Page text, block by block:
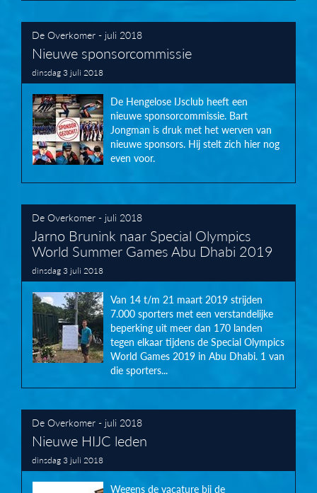
De Overkomer - juli 2018
Nieuwe sponsorcommissie
dinsdag 3 juli 2018
De Hengelose IJsclub heeft een
nieuwe sponsorcommissie. Bart
Jongman is druk met het werven van
nieuwe sponsors. Hij stelt zich hier nog
even voor.
De Overkomer - juli 2018
Jarno Brunink naar Special Olympics
World Summer Games Abu Dhabi 2019
dinsdag 3 juli 2018
Van 14 t/m 21 maart 2019 strijden
7.000 sporters met een verstandelijke
beperking uit meer dan 170 landen
tegen elkaar tijdens de Special Olympics
World Games 2019 in Abu Dhabi. 1 van
die sporters...
De Overkomer - juli 2018
Nieuwe HIJC leden
dinsdag 3 juli 2018
Wegens de vacature bij de